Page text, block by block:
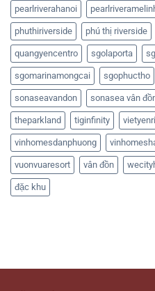
pearlriverahanoi
phuthiriverside phú thị riverside
quangyencentro sgolaporta
sgomarinamongcai sgophuctho
sonaseavandon sonasea vân
theparkland tiginfinity
vinhomesdanphuong
vuonvuaresort vân đồn
đặc khu